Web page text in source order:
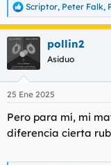
R
e
a
c
c
i
e
:
Scriptor, Peter Falk,
pollin2
Asiduo
25 Ene 2025
Pero para mí, mi
diferencia cierta